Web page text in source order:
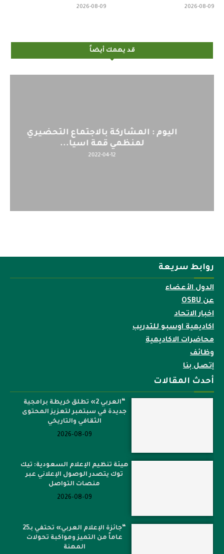
2026-08-09 2026-08-09
قد يهمك أيضاً
اليوم : المشاركة بالاجتماع التحضيري
لمنظمي قمة اسيا...
2022-04-12
روابط سريعة
الدول الأعضاء
عن OSBU
اخبار الاتحاد
اكاديمية اوسبو للتدريب
محاضرات الاكاديمية
وظائف
إتصل بنا
أحدث المقالات
“العربي 2» تطلق خريطة برامجية
جديدة في سبتمبر لتعزيز المحتوى
الثقافي والتاريخي
2026-08-09
هيئة تنظيم الإعلام السعودية: تيك
توك يتصدر الوصول الإعلاني عبر
منصات التواصل
2026-08-09
“جائزة الإعلام العربي» تحتفي بـ25
عاماً من التميز ومواكبة تحولات
المهنة